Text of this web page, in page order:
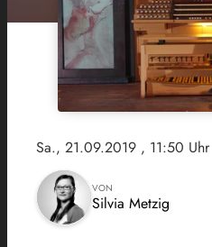
Sa., 21.09.2019 , 11:50 Uhr
VON
Silvia Metzig